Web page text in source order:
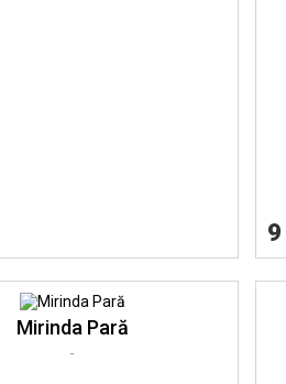
9
Mirinda Pară
-